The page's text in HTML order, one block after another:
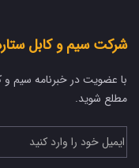
شرکت سیم و کابل
با عضویت در خبرنامه سیم و
مطلع شوید.